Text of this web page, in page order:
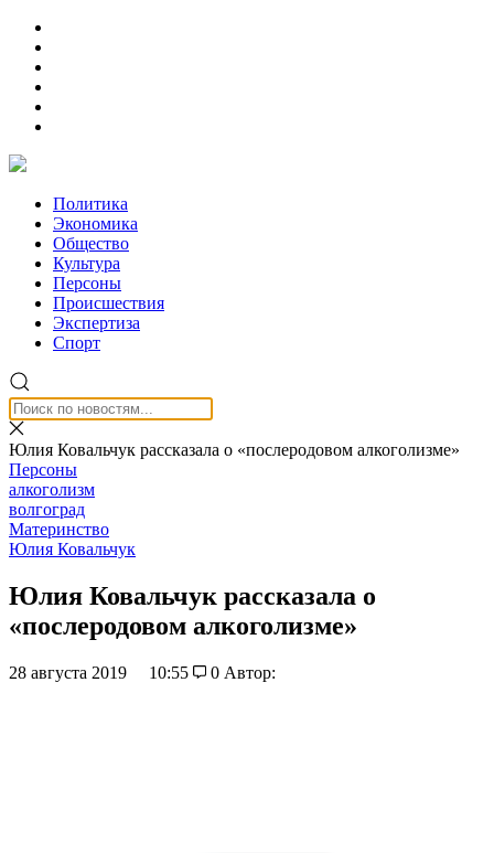
Политика
Экономика
Общество
Культура
Персоны
Происшествия
Экспертиза
Спорт
Юлия Ковальчук рассказала о «послеродовом алкоголизме»
Персоны
алкоголизм
волгоград
Материнство
Юлия Ковальчук
Юлия Ковальчук рассказала о
«послеродовом алкоголизме»
28 августа 2019 10:55 0 Автор: